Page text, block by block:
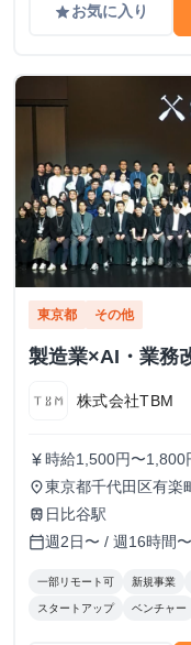
gradeお気に入り
東京都 その他
製造業×AI・業務
株式会社TBM
currency_yen 時給1,500円〜
place東京都千代田区有楽
train 日比谷駅
calendar_today週2日〜 / 週16時間〜
一部リモート可 新規事業
スタートアップ ベンチャー